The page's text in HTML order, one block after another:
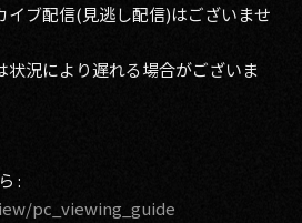
ブ配信(見逃し配信)はございませ
況により遅れる場合がございま
:
pc_viewing_guide